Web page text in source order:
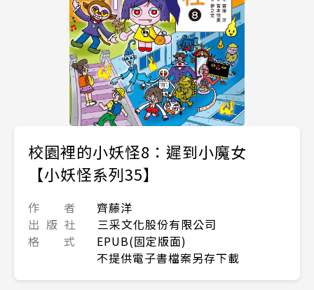
校園裡的小妖怪8：遲到小魔女
【小妖怪系列35】
作 者
齊藤洋
出 版 社
三采文化股份有限公司
格 式
EPUB(固定版面)
不提供電子書檔案另存下載